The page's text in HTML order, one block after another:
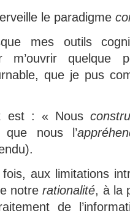
le paradigme
mes outils
m’ouvrir
que je pus
est : « Nous
que nous l’
aux limitations
notrerationalité, à la
de